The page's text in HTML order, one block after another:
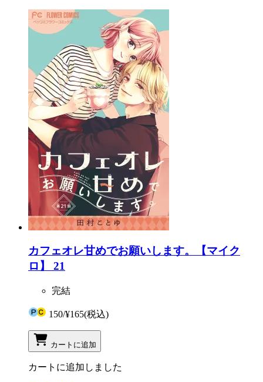
カフェオレ甘めでお願いします。【マイク
ロ】 21
完結
150/¥165(税込)
カートに追加
カートに追加しました